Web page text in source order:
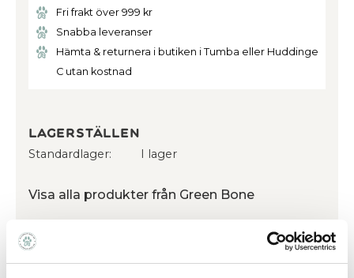
Fri frakt över 999 kr
Snabba leveranser
Hämta & returnera i butiken i Tumba eller Huddinge
C utan kostnad
Lagerställen
Standardlager I lager
Visa alla produkter från Green Bone
Ge ett omdöme!